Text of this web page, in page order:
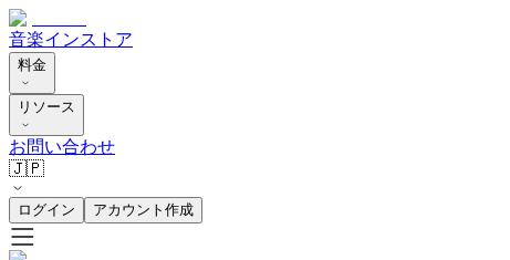
音楽インストア
料金
リソース
お問い合わせ
🇯🇵
ログイン アカウント作成